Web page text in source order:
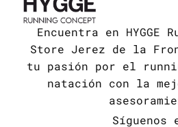
Encuentra en HYGGE
Store Jerez de la
tu pasión por el
natación con la
Síguenos